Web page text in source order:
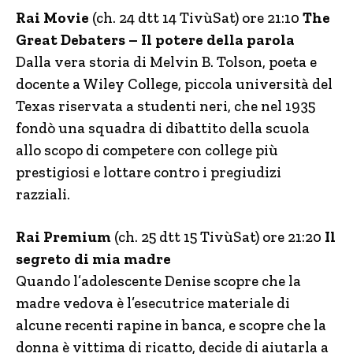
Rai Movie (ch. 24 dtt 14 TivùSat) ore 21:10 The
Great Debaters – Il potere della parola
Dalla vera storia di Melvin B. Tolson, poeta e
docente a Wiley College, piccola università del
Texas riservata a studenti neri, che nel 1935
fondò una squadra di dibattito della scuola
allo scopo di competere con college più
prestigiosi e lottare contro i pregiudizi
razziali.
Rai Premium (ch. 25 dtt 15 TivùSat) ore 21:20 Il
segreto di mia madre
Quando l’adolescente Denise scopre che la
madre vedova è l’esecutrice materiale di
alcune recenti rapine in banca, e scopre che la
donna è vittima di ricatto, decide di aiutarla a